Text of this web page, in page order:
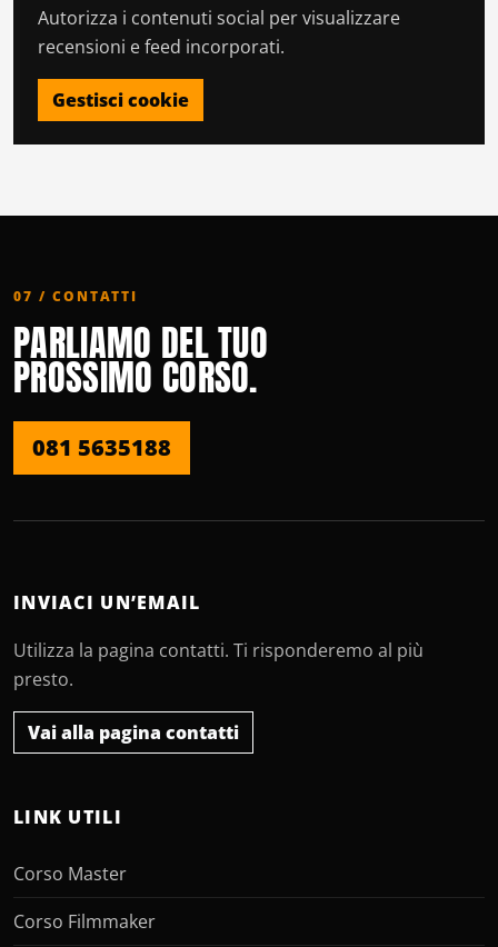
Autorizza i contenuti social per visualizzare
recensioni e feed incorporati.
Gestisci cookie
07 / CONTATTI
PARLIAMO DEL TUO
PROSSIMO CORSO.
081 5635188
INVIACI UN’EMAIL
Utilizza la pagina contatti. Ti risponderemo al più
presto.
Vai alla pagina contatti
LINK UTILI
Corso Master
Corso Filmmaker